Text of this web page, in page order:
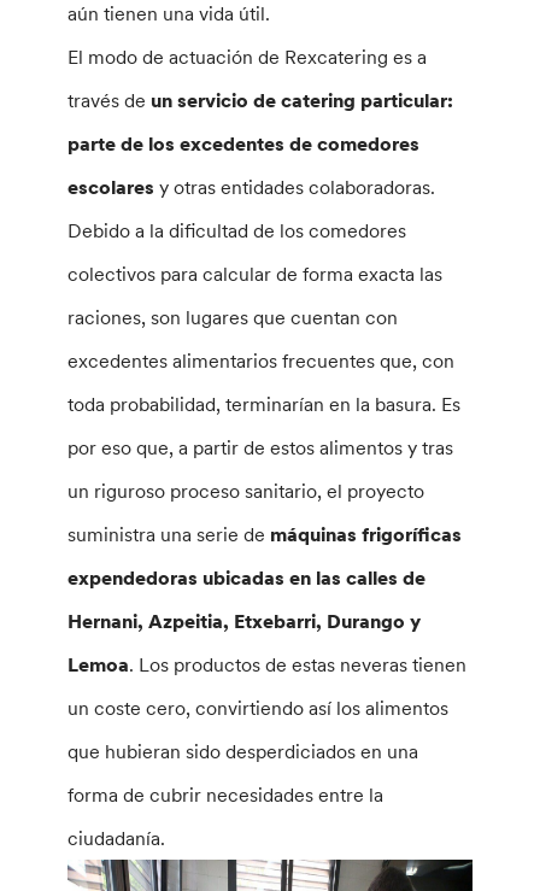
aún tienen una vida útil.
El modo de actuación de Rexcatering es a
través de un servicio de catering particular:
parte de los excedentes de comedores
escolaresy otras entidades colaboradoras.
Debido a la dificultad de los comedores
colectivos para calcular de forma exacta las
raciones, son lugares que cuentan con
excedentes alimentarios frecuentes que, con
toda probabilidad, terminarían en la basura. Es
por eso que, a partir de estos alimentos y tras
un riguroso proceso sanitario, el proyecto
suministra una serie de máquinas frigoríficas
expendedoras ubicadas en las calles de
Hernani, Azpeitia, Etxebarri, Durango y
Lemoa. Los productos de estas neveras tienen
un coste cero, convirtiendo así los alimentos
que hubieran sido desperdiciados en una
forma de cubrir necesidades entre la
ciudadanía.